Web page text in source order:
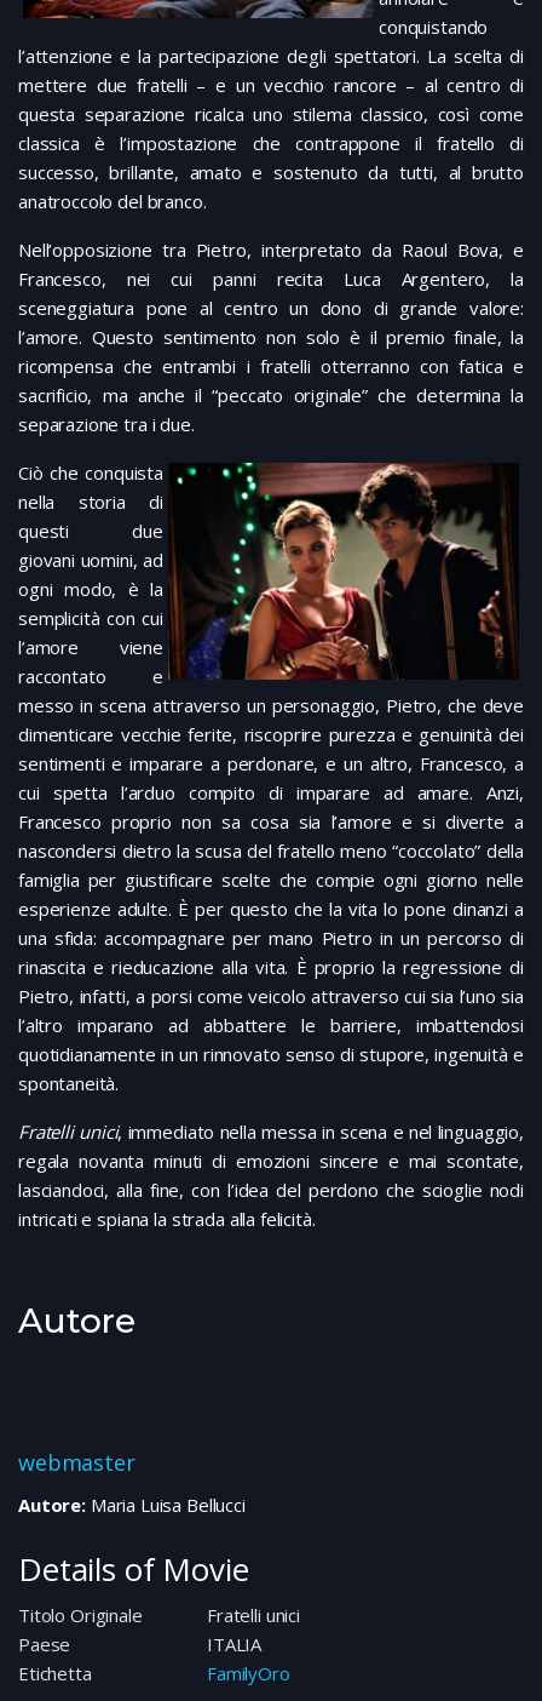
conquistando
l’attenzione e la partecipazione degli spettatori. La scelta di
mettere due fratelli – e un vecchio rancore – al centro di
questa separazione ricalca uno stilema classico, così come
classica è l’impostazione che contrappone il fratello di
successo, brillante, amato e sostenuto da tutti, al brutto
anatroccolo del branco.
Nell’opposizione tra Pietro, interpretato da Raoul Bova, e
Francesco, nei cui panni recita Luca Argentero, la
sceneggiatura pone al centro un dono di grande valore:
l’amore. Questo sentimento non solo è il premio finale, la
ricompensa che entrambi i fratelli otterranno con fatica e
sacrificio, ma anche il “peccato originale” che determina la
separazione tra i due.
Ciò che conquista
nella storia di
questi due
giovani uomini, ad
ogni modo, è la
semplicità con cui
l’amore viene
raccontato e
messo in scena attraverso un personaggio, Pietro, che deve
dimenticare vecchie ferite, riscoprire purezza e genuinità dei
sentimenti e imparare a perdonare, e un altro, Francesco, a
cui spetta l’arduo compito di imparare ad amare. Anzi,
Francesco proprio non sa cosa sia l’amore e si diverte a
nascondersi dietro la scusa del fratello meno “coccolato” della
famiglia per giustificare scelte che compie ogni giorno nelle
esperienze adulte. È per questo che la vita lo pone dinanzi a
una sfida: accompagnare per mano Pietro in un percorso di
rinascita e rieducazione alla vita. È proprio la regressione di
Pietro, infatti, a porsi come veicolo attraverso cui sia l’uno sia
l’altro imparano ad abbattere le barriere, imbattendosi
quotidianamente in un rinnovato senso di stupore, ingenuità e
spontaneità.
Fratelli unici, immediato nella messa in scena e nel linguaggio,
regala novanta minuti di emozioni sincere e mai scontate,
lasciandoci, alla fine, con l’idea del perdono che scioglie nodi
intricati e spiana la strada alla felicità.
Autore
webmaster
Autore:Maria Luisa Bellucci
Details of Movie
Titolo Originale
Fratelli unici
Paese
ITALIA
Etichetta
FamilyOro